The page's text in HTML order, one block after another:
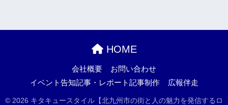
HOME
会社概要
お問い合わせ
イベント告知記事・レポート記事制作
広報伴走
© 2026 キタキュースタイル【北九州市の街と人の魅力を発信するロ